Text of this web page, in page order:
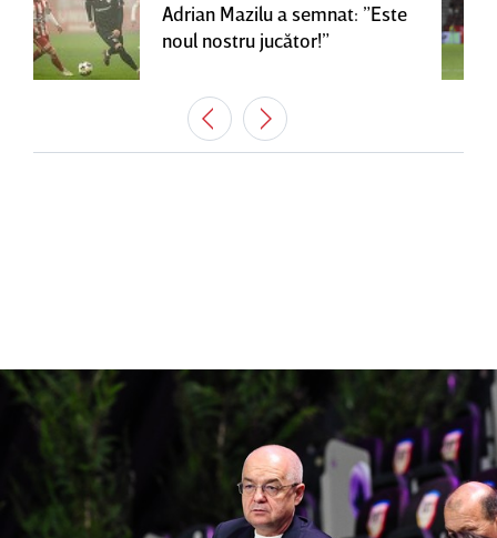
Adrian Mazilu a semnat: ”Este
noul nostru jucător!”